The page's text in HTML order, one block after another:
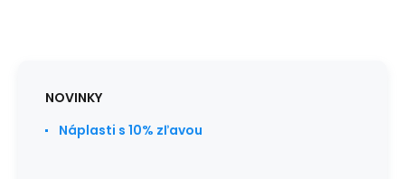
NOVINKY
Náplasti s 10% zľavou